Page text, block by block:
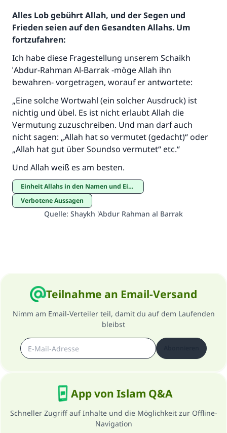
Alles Lob gebührt Allah, und der Segen und
Frieden seien auf den Gesandten Allahs. Um
fortzufahren:
Ich habe diese Fragestellung unserem Schaikh
ˈAbdur-Rahman Al-Barrak -möge Allah ihn
bewahren- vorgetragen, worauf er antwortete:
„Eine solche Wortwahl (ein solcher Ausdruck) ist
nichtig und übel. Es ist nicht erlaubt Allah die
Vermutung zuzuschreiben. Und man darf auch
nicht sagen: „Allah hat so vermutet (gedacht)“ oder
„Allah hat gut über Soundso vermutet“ etc.“
Und Allah weiß es am besten.
Einheit Allahs in den Namen und Eigenschaften
Verbotene Aussagen
Quelle: Shaykh 'Abdur Rahman al Barrak
Teilnahme an Email-Versand
Nimm am Email-Verteiler teil, damit du auf dem Laufenden
bleibst
App von Islam Q&A
Schneller Zugriff auf Inhalte und die Möglichkeit zur Offline-
Navigation
Die Antwort Nr. 110845 rettete eine
Ehe.
Unterstütze die Arbeit von Islam Q&A
Der Prophet -Allahs Segen und Frieden auf
"Wer zum Guten aufruft, hat den Lohn
desjenigen, der sie durchführt."
(MUSLIM 1893)